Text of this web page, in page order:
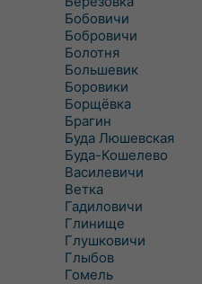
Бобовичи
Бобровичи
Болотня
Большевик
Боровики
Борщёвка
Брагин
Буда Люшевская
Буда-Кошелево
Василевичи
Ветка
Гадиловичи
Глинище
Глушковичи
Глыбов
Гомель